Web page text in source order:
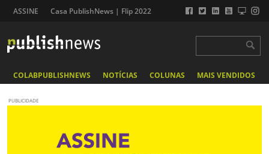
ASSINE Casa PublishNews | Flip 2022
COLABPUBLISHNEWS NOTÍCIAS COLUNAS MAIS VENDIDOS
PUBLICIDADE